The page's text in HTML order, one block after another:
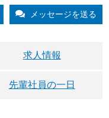
メッセージを送る
求人情報
先輩社員の一日